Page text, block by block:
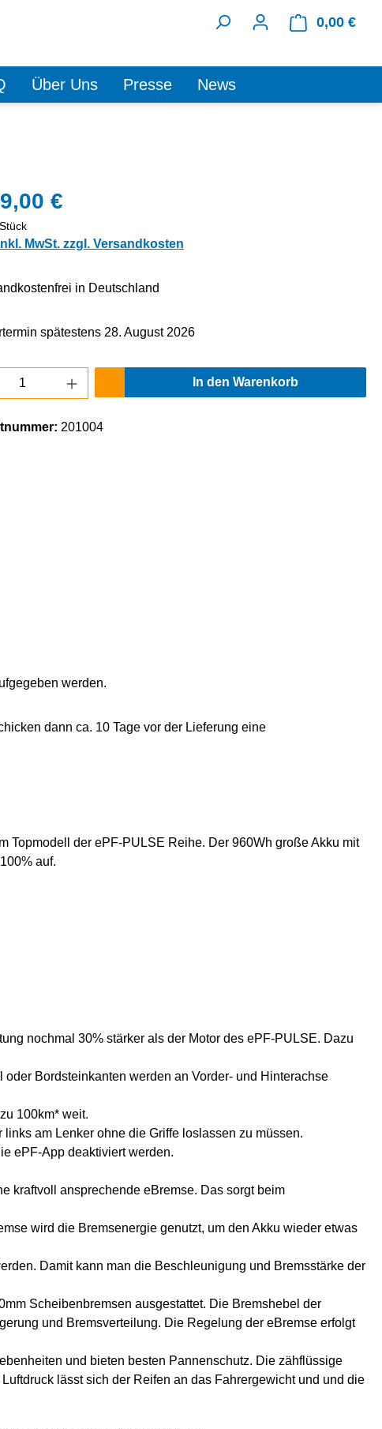
0,00 €
Über Uns Presse News
€
MwSt. zzgl. Versandkosten
in Deutschland
spätestens 28. August 2026
Anzahl: Gib den gewünschten Wert ein
In den Warenkorb
201004
werden.
dann ca. 10 Tage vor der Lieferung eine
Topmodell der ePF-PULSE Reihe. Der 960Wh große Akku mit
auf.
nochmal 30% stärker als der Motor des ePF-PULSE. Dazu
Bordsteinkanten werden an Vorder- und Hinterachse
100km* weit.
am Lenker ohne die Griffe loslassen zu müssen.
ePF-App deaktiviert werden.
kraftvoll ansprechende eBremse. Das sorgt beim
wird die Bremsenergie genutzt, um den Akku wieder etwas
Damit kann man die Beschleunigung und Bremsstärke der
Scheibenbremsen ausgestattet. Die Bremshebel der
und Bremsverteilung. Die Regelung der eBremse erfolgt
und bieten besten Pannenschutz. Die zähflüssige
lässt sich der Reifen an das Fahrergewicht und und die